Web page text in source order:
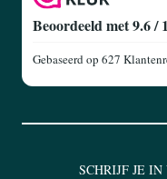
Beoordeeld met 9.6 /
Gebaseerd op 627
SCHRIJF JE